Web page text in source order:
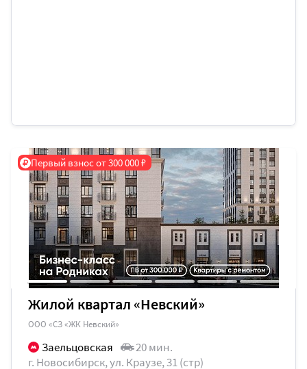
Первый взнос от 300 000 ₽
Жилой квартал «Невский»
ООО «СЗ «ЖК Невский»
Заельцовская
20 мин.
г. Новосибирск, ул. Краузе, 31 (стр)